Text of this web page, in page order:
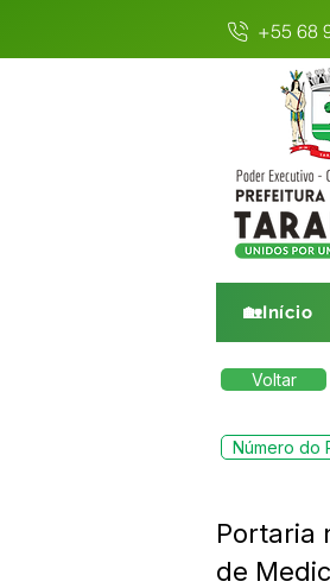
+55 68
🏡Início
Voltar
Número do
Portaria
de